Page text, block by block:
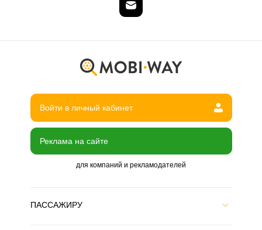
Войти в личный кабинет
Реклама на сайте
для компаний и рекламодателей
ПАССАЖИРУ